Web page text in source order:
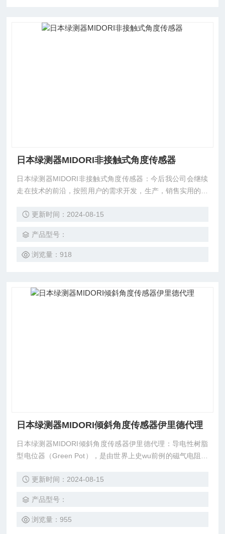
日本绿测器MIDORI非接触式角度传感器
日本绿测器MIDORI非接触式角度传感器：今后我公司会继续
走在技术的前沿，按照用户的需求开发，生产，销售实用的产
更新时间：2024-08-15
产品型号：
浏览量：918
日本绿测器MIDORI倾斜角度传感器伊里德代理
日本绿测器MIDORI倾斜角度传感器伊里德代理：导电性树脂
型电位器（Green Pot），是由世界上史wu前例的磁气电阻元
件，霍尔IC组合的无接触型电位器（Orange Pot），受到*客
更新时间：2024-08-15
产品型号：
浏览量：955